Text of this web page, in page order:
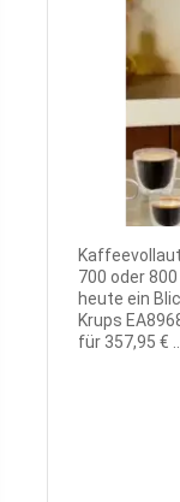
700 oder
heute ein
Krups
für 357,95 € ...